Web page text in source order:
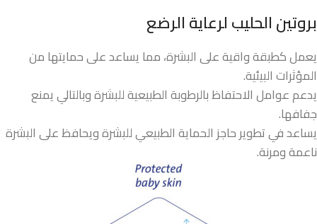
بروتين الحليب لرعاية الرضع
يعمل كطبقة واقية على البشرة، مما يساعد على حمايتها من
المؤثرات البيئية.
يدعم عوامل الاحتفاظ بالرطوبة الطبيعية للبشرة وبالتالي يمنع
جفافها.
يساعد في تطوير حاجز الحماية الطبيعي للبشرة ويحافظ على البشرة
ناعمة ومرنة.